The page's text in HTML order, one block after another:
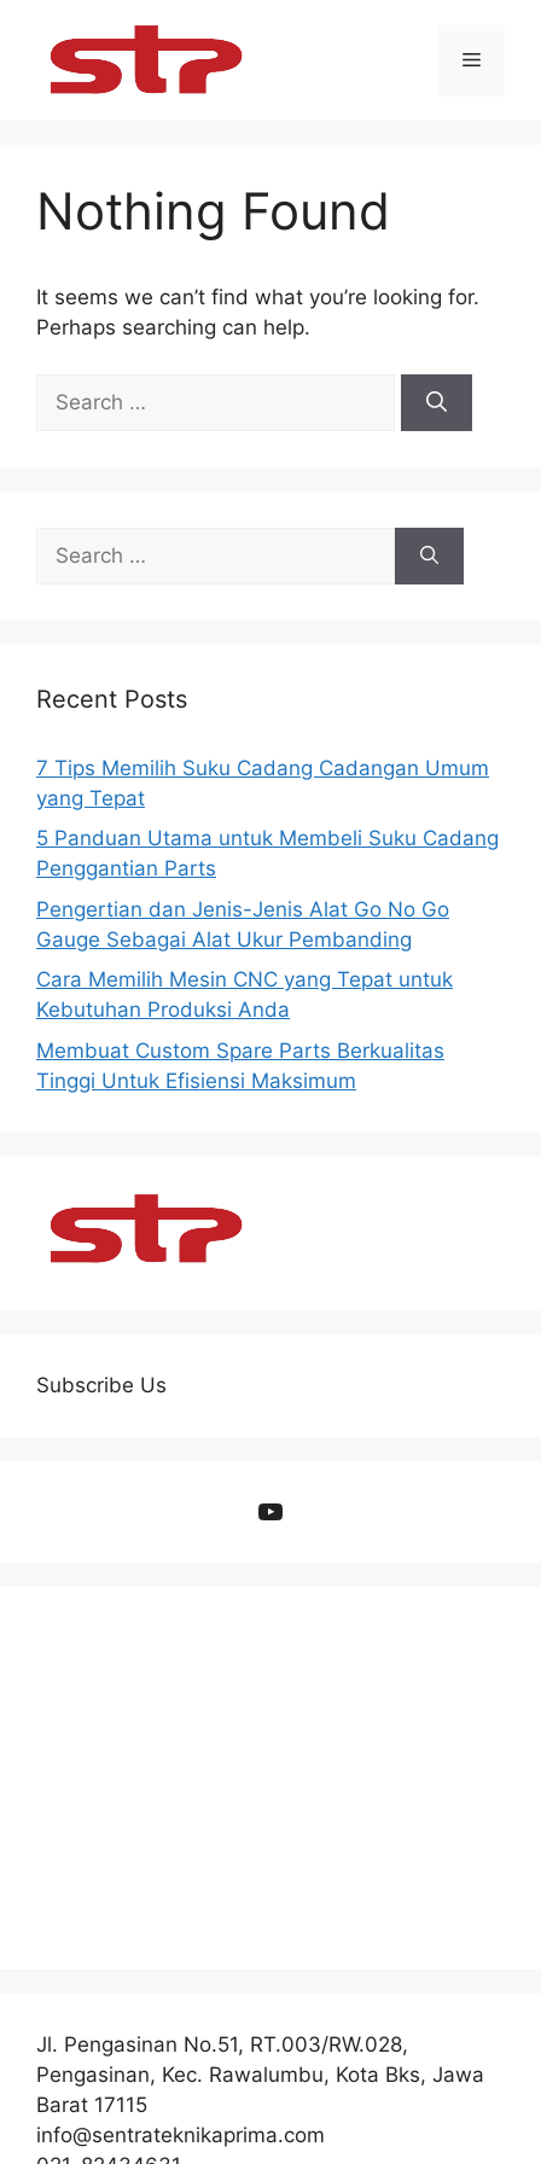
content
Menu
Nothing Found
It seems we can’t find what you’re looking for.
Perhaps searching can help.
for:
for:
Recent Posts
7 Tips Memilih Suku Cadang Cadangan Umum
yang Tepat
5 Panduan Utama untuk Membeli Suku Cadang
Penggantian Parts
Pengertian dan Jenis-Jenis Alat Go No Go
Gauge Sebagai Alat Ukur Pembanding
Cara Memilih Mesin CNC yang Tepat untuk
Kebutuhan Produksi Anda
Membuat Custom Spare Parts Berkualitas
Tinggi Untuk Efisiensi Maksimum
Subscribe Us
YouTube
Jl. Pengasinan No.51, RT.003/RW.028,
Pengasinan, Kec. Rawalumbu, Kota Bks, Jawa
Barat 17115
info@sentrateknikaprima.com